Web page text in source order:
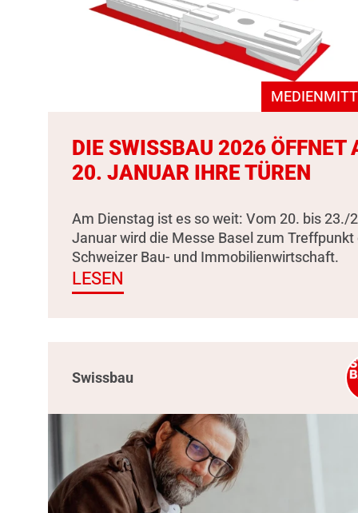
DIE SWISSBAU 2026 ÖFFNET
20. JANUAR IHRE TÜREN
Am Dienstag ist es so weit: Vom 20. bis 23./
Januar wird die Messe Basel zum Treffpunkt
Schweizer Bau- und Immobilienwirtschaft.
LESEN
Swissbau